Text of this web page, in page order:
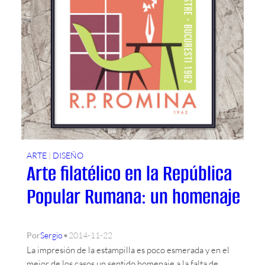
S
B
O
S
ARTE | DISEÑO
Arte filatélico en la República
Popular Rumana: un homenaje
PorSergio•2014-11-22
La impresión de la estampilla es poco esmerada y en el